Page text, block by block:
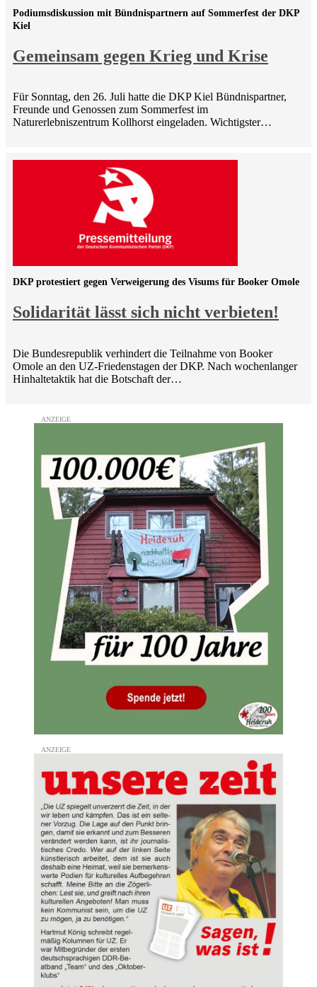
Gemeinsam gegen Krieg und Krise
Podiumsdiskussion mit Bündnispartnern auf Sommerfest der DKP
Kiel
Für Sonntag, den 26. Juli hatte die DKP Kiel Bündnispartner,
Freunde und Genossen zum Sommerfest im
Naturerlebniszentrum Kollhorst eingeladen. Wichtigster…
Solidarität lässt sich nicht verbieten!
DKP protestiert gegen Verweigerung des Visums für Booker Omole
Die Bundesrepublik verhindert die Teilnahme von Booker
Omole an den UZ-Friedenstagen der DKP. Nach wochenlanger
Hinhaltetaktik hat die Botschaft der…